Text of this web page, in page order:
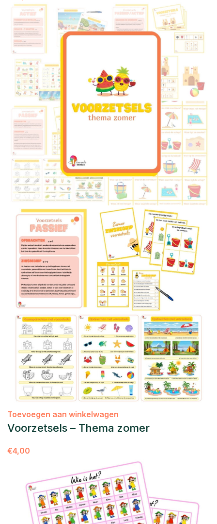
Toevoegen aan winkelwagen
Voorzetsels – Thema zomer
€4,00